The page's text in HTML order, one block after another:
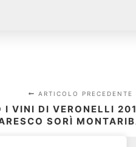
ARTICOLO PRECEDENTE
I VINI DI VERONELLI
SORÌ